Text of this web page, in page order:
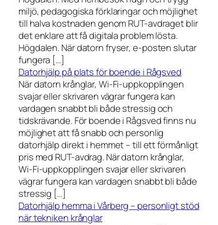
miljö, pedagogiska förklaringar och möjlighet
till halva kostnaden genom RUT-avdraget blir
det enklare att få digitala problem lösta.
Högdalen. När datorn fryser, e-posten slutar
fungera […]
Datorhjälp på plats för boende i Rågsved
När datorn krånglar, Wi-Fi-uppkopplingen
svajar eller skrivaren vägrar fungera kan
vardagen snabbt bli både stressig och
tidskrävande. För boende i Rågsved finns nu
möjlighet att få snabb och personlig
datorhjälp direkt i hemmet – till ett förmånligt
pris med RUT-avdrag. När datorn krånglar,
Wi-Fi-uppkopplingen svajar eller skrivaren
vägrar fungera kan vardagen snabbt bli både
stressig […]
Datorhjälp hemma i Vårberg – personligt stöd
när tekniken krånglar